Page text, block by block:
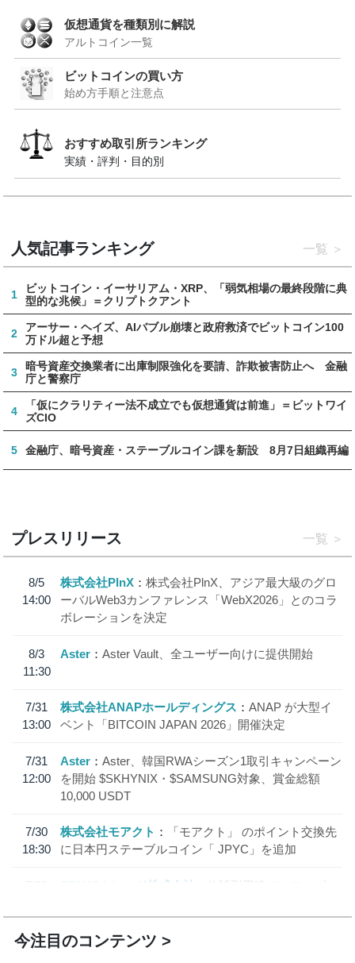
仮想通貨を種類別に解説
アルトコイン一覧
ビットコインの買い方
始め方手順と注意点
おすすめ取引所ランキング
実績・評判・目的別
人気記事ランキング 一覧
1
ビットコイン・イーサリアム・XRP、「弱気相場の最終段階に典
型的な兆候」＝クリプトクアント
2
アーサー・ヘイズ、AIバブル崩壊と政府救済でビットコイン100
万ドル超と予想
3
暗号資産交換業者に出庫制限強化を要請、詐欺被害防止へ 金融
庁と警察庁
4
「仮にクラリティー法不成立でも仮想通貨は前進」＝ビットワイ
ズCIO
5 金融庁、暗号資産・ステーブルコイン課を新設 8月7日組織再編
プレスリリース 一覧
8/5
14:00
株式会社PlnX
株式会社PlnX、アジア最大級のグロ
ーバルWeb3カンファレンス「WebX2026」とのコラ
ボレーションを決定
8/3
11:30
Aster Aster Vault、全ユーザー向けに提供開始
7/31
13:00
株式会社ANAPホールディングス
ANAP が大型イ
ベント「BITCOIN JAPAN 2026」開催決定
7/31
12:00
Aster
Aster、韓国RWAシーズン1取引キャンペーン
を開始 $SKHYNIX・$SAMSUNG対象、賞金総額
10,000 USDT
7/30
18:30
株式会社モアクト
「モアクト」 のポイント交換先
に日本円ステーブルコイン「 JPYC」を追加
7/29
SBI VCトレード株式会社
信託型円建てステーブル
今注目のコンテンツ